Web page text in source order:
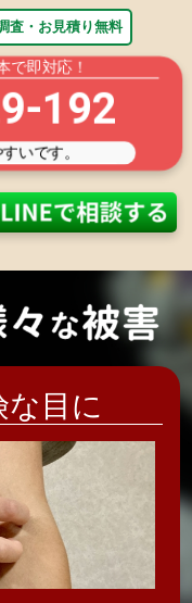
査・お見積り無料
で即対応！
192
いです。
な目に